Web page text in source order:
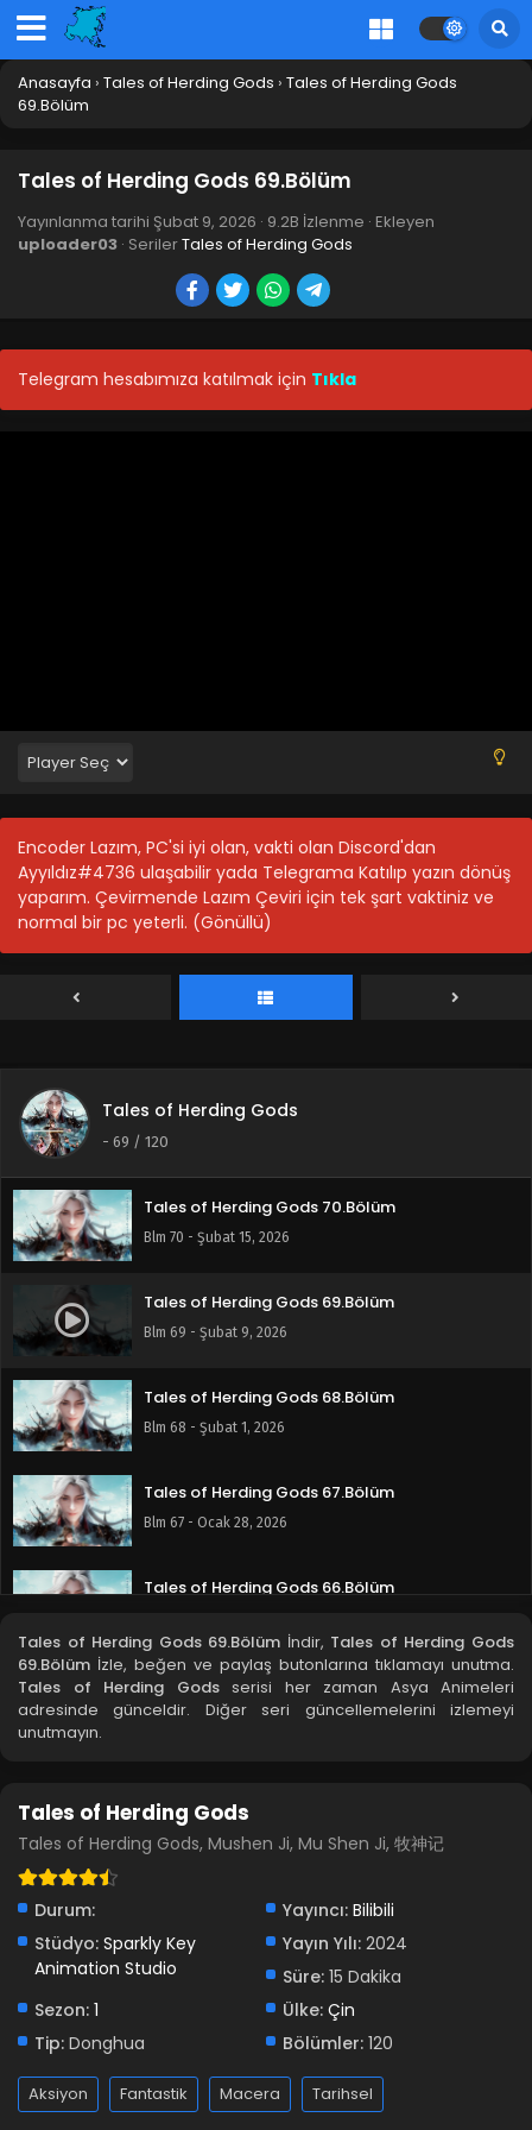
Anasayfa › Tales of Herding Gods › Tales of Herding Gods
69.Bölüm
Tales of Herding Gods 69.Bölüm
Yayınlanma tarihi Şubat 9, 2026 · 9.2B İzlenme · Ekleyen
uploader03 · SerilerTales of Herding Gods
Telegram hesabımıza katılmak için Tıkla
Encoder Lazım, PC'si iyi olan, vakti olan Discord'dan
Ayyıldız#4736 ulaşabilir yada Telegrama Katılıp yazın dönüş
yaparım. Çevirmende Lazım Çeviri için tek şart vaktiniz ve
normal bir pc yeterli. (Gönüllü)
Tales of Herding Gods
- 69 / 120
Tales of Herding Gods 82.Bölüm
Blm 82 - Mayıs 10, 2026
Blm 81 - Mayıs 3, 2026
Tales of Herding Gods 80.Bölüm
Blm 80 - Nisan 26, 2026
Tales of Herding Gods 79.Bölüm
Blm 79 - Nisan 19, 2026
Tales of Herding Gods 75.Bölüm
Blm 74 - Mart 18, 2026
Tales of Herding Gods 73.Bölüm
Blm 73 - Mart 8, 2026
Tales of Herding Gods 72.Bölüm
Tales of Herding Gods 71.Bölüm
Blm 71 - Şubat 22, 2026
Tales of Herding Gods 70.Bölüm
Blm 70 - Şubat 15, 2026
Tales of Herding Gods 69.Bölüm
Blm 69 - Şubat 9, 2026
Tales of Herding Gods 68.Bölüm
Blm 68 - Şubat 1, 2026
Tales of Herding Gods 67.Bölüm
Blm 67 - Ocak 28, 2026
Tales of Herding Gods 66.Bölüm
Tales of Herding Gods 65.Bölüm izle
Blm 65 - Ocak 12, 2026
Blm 64 - Ocak 4, 2026
Blm 63 - Aralık 28, 2025
Tales of Herding Gods 62.Bölüm izle
Blm 62 - Aralık 21, 2025
Blm 61 - Aralık 14, 2025
Tales of Herding Gods 69.Bölüm İndir, Tales of Herding Gods
69.Bölüm İzle, beğen ve paylaş butonlarına tıklamayı unutma.
Tales of Herding Godsserisi her zaman Asya Animeleri
adresinde günceldir. Diğer seri güncellemelerini izlemeyi
unutmayın.
Tales of Herding Gods
Tales of Herding Gods, Mushen Ji, Mu Shen Ji, 牧神记
Durum: Yayıncı: Bilibili
Stüdyo: Sparkly Key
Animation Studio
Yayın Yılı: 2024
Süre: 15 Dakika
Sezon: 1 Ülke: Çin
Tip: Donghua Bölümler: 120
Aksiyon Fantastik Macera Tarihsel